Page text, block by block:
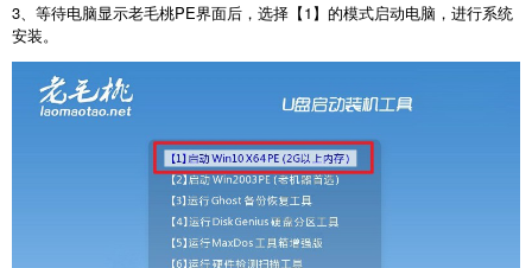
3、等待电脑显示老毛桃PE界面后，选择【1】的模式启动电脑，进行系统
安装。